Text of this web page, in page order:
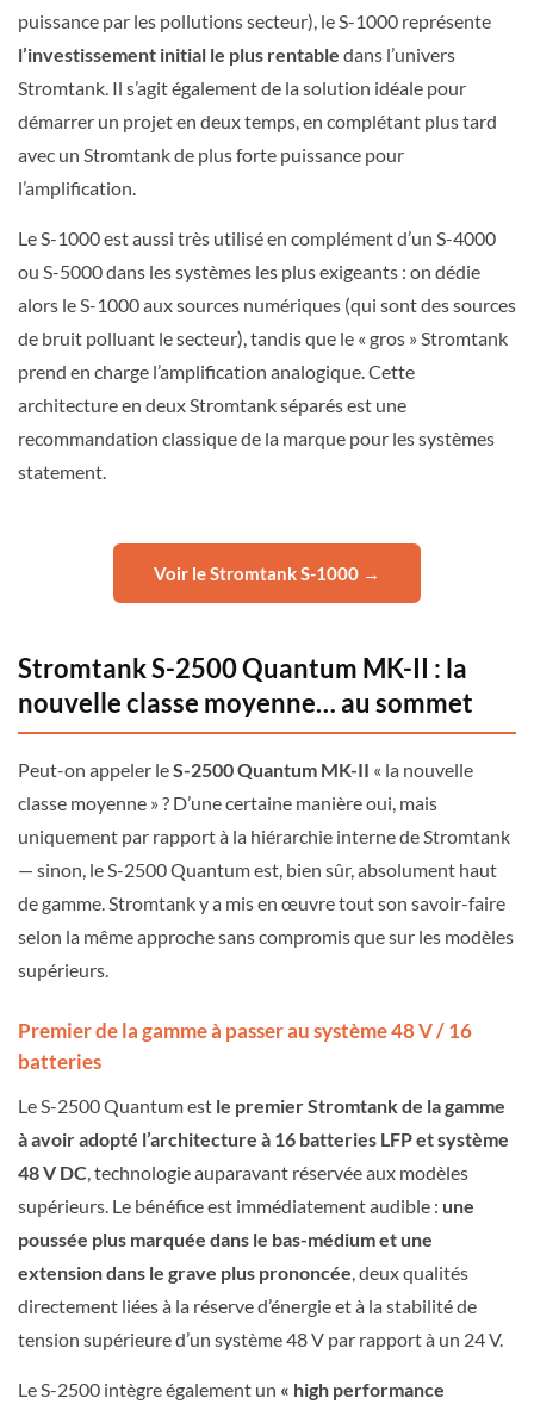
puissance par les pollutions secteur), le S-1000 représente
l’investissement initial le plus rentable dans l’univers
Stromtank. Il s’agit également de la solution idéale pour
démarrer un projet en deux temps, en complétant plus tard
avec un Stromtank de plus forte puissance pour
l’amplification.
Le S-1000 est aussi très utilisé en complément d’un S-4000
ou S-5000 dans les systèmes les plus exigeants : on dédie
alors le S-1000 aux sources numériques (qui sont des sources
de bruit polluant le secteur), tandis que le « gros » Stromtank
prend en charge l’amplification analogique. Cette
architecture en deux Stromtank séparés est une
recommandation classique de la marque pour les systèmes
statement.
Voir le Stromtank S-1000 →
Stromtank S-2500 Quantum MK-II : la
nouvelle classe moyenne… au sommet
Peut-on appeler leS-2500 Quantum MK-II « la nouvelle
classe moyenne » ? D’une certaine manière oui, mais
uniquement par rapport à la hiérarchie interne de Stromtank
— sinon, le S-2500 Quantum est, bien sûr, absolument haut
de gamme. Stromtank y a mis en œuvre tout son savoir-faire
selon la même approche sans compromis que sur les modèles
supérieurs.
Premier de la gamme à passer au système 48 V / 16
batteries
Le S-2500 Quantum est le premier Stromtank de la gamme
à avoir adopté l’architecture à 16 batteries LFP et système
48 V DC, technologie auparavant réservée aux modèles
supérieurs. Le bénéfice est immédiatement audible : une
poussée plus marquée dans le bas-médium et une
extension dans le grave plus prononcée, deux qualités
directement liées à la réserve d’énergie et à la stabilité de
tension supérieure d’un système 48 V par rapport à un 24 V.
Le S-2500 intègre également un « high performance